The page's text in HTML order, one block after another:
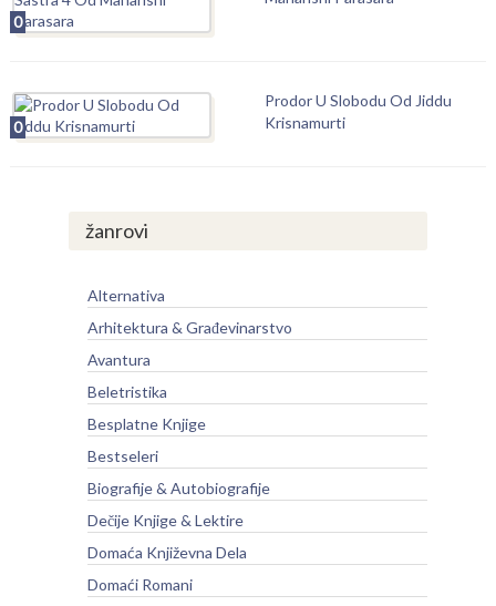
0
0
Prodor U Slobodu Od Jiddu
Krisnamurti
žanrovi
Alternativa
Arhitektura & Građevinarstvo
Avantura
Beletristika
Besplatne Knjige
Bestseleri
Biografije & Autobiografije
Dečije Knjige & Lektire
Domaća Književna Dela
Domaći Romani